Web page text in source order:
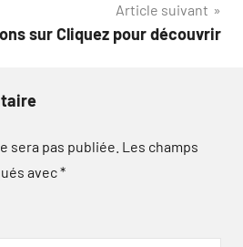
Article suivant
sur Cliquez pour découvrir
sera pas publiée. Les champs
avec*